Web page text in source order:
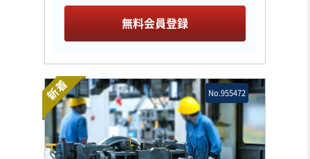
無料会員登録
新着 No.955472